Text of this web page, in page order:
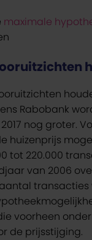
maximale
Rabobank
nog groter.
huizenprijs
tot 220.000
van 2006
transacties
voorheen
de prijsstijging.